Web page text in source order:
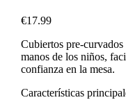
€17.99
Cubiertos pre-curvados
manos de los niños,
confianza en la mesa.
Características